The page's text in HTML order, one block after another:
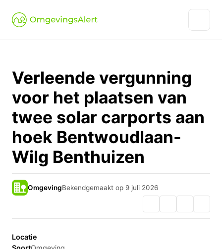
Verleende vergunning
voor het plaatsen van
twee solar carports aan
hoek Bentwoudlaan-
Wilg Benthuizen
OmgevingBekendgemaakt op 9 juli 2026
Locatie